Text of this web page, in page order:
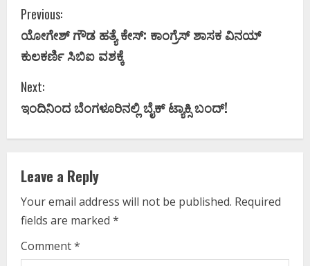
C
o
n
t
i
n
u
e
R
Previous:
ಯೋಗೇಶ್​ ಗೌಡ ಹತ್ಯೆ ಕೇಸ್‌: ಕಾಂಗ್ರೆಸ್ ಶಾಸಕ ವಿನಯ್
ಕುಲಕರ್ಣಿ ಸಿಬಿಐ ವಶಕ್ಕೆ
Next:
ಇಂದಿನಿಂದ ಬೆಂಗಳೂರಿನಲ್ಲಿ ಬೈಕ್​ ಟ್ಯಾಕ್ಸಿ ಬಂದ್!
Leave a Reply
Your email address will not be published. Required
fields are marked *
Comment*